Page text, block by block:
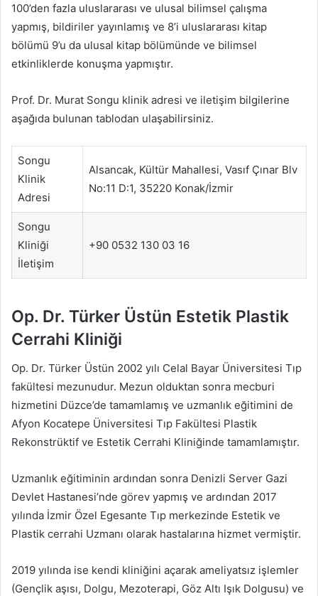
100’den fazla uluslararası ve ulusal bilimsel çalışma
yapmış, bildiriler yayınlamış ve 8’i uluslararası kitap
bölümü 9’u da ulusal kitap bölümünde ve bilimsel
etkinliklerde konuşma yapmıştır.
Prof. Dr. Murat Songu klinik adresi ve iletişim bilgilerine
aşağıda bulunan tablodan ulaşabilirsiniz.
Songu
Klinik
Adresi
Alsancak, Kültür Mahallesi, Vasıf Çınar Blv
No:11 D:1, 35220 Konak/İzmir
Songu
Kliniği
İletişim
+90 0532 130 03 16
Op. Dr. Türker Üstün Estetik Plastik
Cerrahi Kliniği
Op. Dr. Türker Üstün 2002 yılı Celal Bayar Üniversitesi Tıp
fakültesi mezunudur. Mezun olduktan sonra mecburi
hizmetini Düzce’de tamamlamış ve uzmanlık eğitimini de
Afyon Kocatepe Üniversitesi Tıp Fakültesi Plastik
Rekonstrüktif ve Estetik Cerrahi Kliniğinde tamamlamıştır.
Uzmanlık eğitiminin ardından sonra Denizli Server Gazi
Devlet Hastanesi’nde görev yapmış ve ardından 2017
yılında İzmir Özel Egesante Tıp merkezinde Estetik ve
Plastik cerrahi Uzmanı olarak hastalarına hizmet vermiştir.
2019 yılında ise kendi kliniğini açarak ameliyatsız işlemler
(Gençlik aşısı, Dolgu, Mezoterapi, Göz Altı Işık Dolgusu) ve